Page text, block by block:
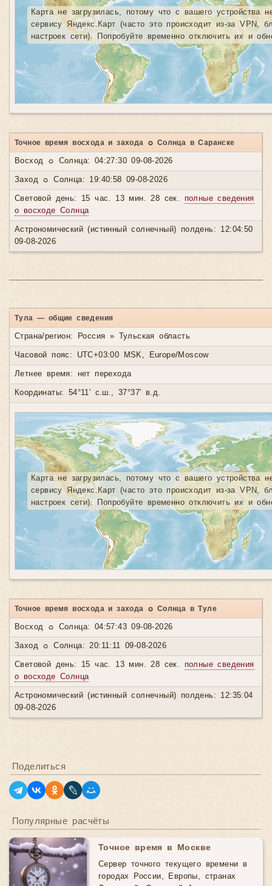
Карта не загрузилась, потому что с вашего устройства
сервису Яндекс.Карт (часто это происходит из-за VPN,
настроек сети). Попробуйте временно отключить их и
Точное время восхода и захода ☼ Солнца в Саранске
Восход ☼ Солнца: 04:27:30 09-08-2026
Заход ☼ Солнца: 19:40:58 09-08-2026
Световой день: 15 час. 13 мин. 28 сек. полные сведения
о восходе Солнца
Астрономический (истинный солнечный) полдень: 12:04:50
09-08-2026
Тула — общие сведения
Страна/регион: Россия » Тульская область
Часовой пояс: UTC+03:00 MSK, Europe/Moscow
Летнее время: нет перехода
Координаты: 54°11′ с.ш., 37°37′ в.д.
Карта не загрузилась, потому что с вашего устройства
сервису Яндекс.Карт (часто это происходит из-за VPN,
настроек сети). Попробуйте временно отключить их и
Точное время восхода и захода ☼ Солнца в Туле
Восход ☼ Солнца: 04:57:43 09-08-2026
Заход ☼ Солнца: 20:11:11 09-08-2026
Световой день: 15 час. 13 мин. 28 сек. полные сведения
о восходе Солнца
Астрономический (истинный солнечный) полдень: 12:35:04
09-08-2026
Поделиться
Популярные расчёты
Точное время в Москве
Сервер точного текущего времени в
городах России, Европы, странах